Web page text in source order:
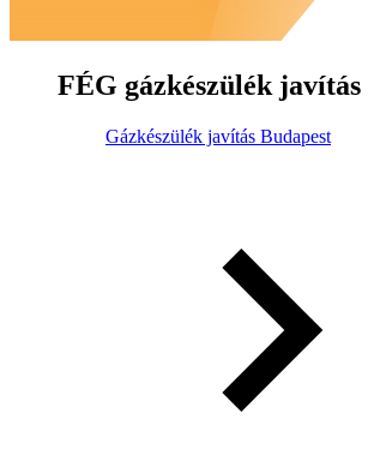
FÉG gázkészülék javítás
Gázkészülék javítás Budapest